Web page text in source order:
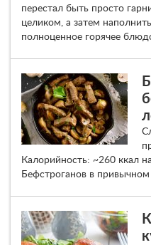
перестал быть просто
целиком, а затем
полноценное горячее
Калорийность: ~260 ккал
Бефстроганов в